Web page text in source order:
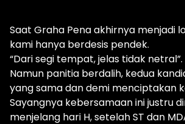
Saat Graha Pena akhirnya menjadi
kami hanya berdesis pendek.
“Dari segi tempat, jelas tidak netral”.
Namun panitia berdalih, kedua
yang sama dan demi menciptakan
Sayangnya kebersamaan ini justru
menjelang hari H, setelah ST dan